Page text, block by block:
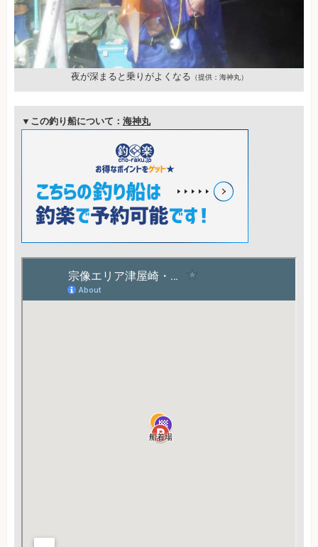
夜が深まると乗りがよくなる （提供：海神丸）
▼この釣り船について： 海神丸